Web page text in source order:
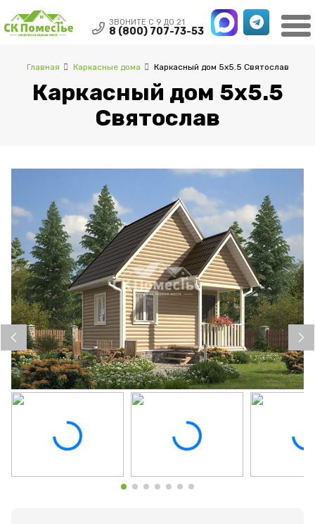
ЗВОНИТЕ С 9 ДО 21
8 (800) 707-73-53
Каркасный дом 5х5.5
Святослав
Главная Каркасные дома Каркасный дом 5х5.5 Святослав